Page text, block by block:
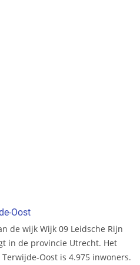
Oost
de wijk Wijk 09 Leidsche Rijn
in de provincie Utrecht. Het
Oost is 4.975 inwoners.